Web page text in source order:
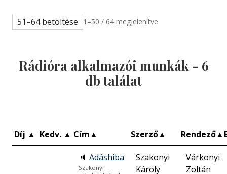
51–64 betöltése 1–50 / 64 megjelenítve
Rádióra alkalmazói munkák - 6
db találat
Díj ▲ Kedv. ▲ Cím▲ Szerző▲ Rendező▲
🔈 Adáshiba
Szakonyi
Szakonyi
Károly
Várkonyi
Zoltán